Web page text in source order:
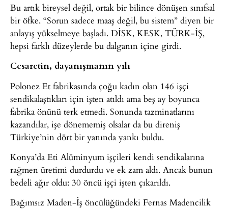
Bu artık bireysel değil, ortak bir bilince dönüşen sınıfsal
bir öfke. “Sorun sadece maaş değil, bu sistem” diyen bir
anlayış yükselmeye başladı. DİSK, KESK, TÜRK-İŞ,
hepsi farklı düzeylerde bu dalganın içine girdi.
Cesaretin, dayanışmanın yılı
Polonez Et fabrikasında çoğu kadın olan 146 işçi
sendikalaştıkları için işten atıldı ama beş ay boyunca
fabrika önünü terk etmedi. Sonunda tazminatlarını
kazandılar, işe dönememiş olsalar da bu direniş
Türkiye’nin dört bir yanında yankı buldu.
Konya’da Eti Alüminyum işçileri kendi sendikalarına
rağmen üretimi durdurdu ve ek zam aldı. Ancak bunun
bedeli ağır oldu: 30 öncü işçi işten çıkarıldı.
Bağımsız Maden-İş öncülüğündeki Fernas Madencilik